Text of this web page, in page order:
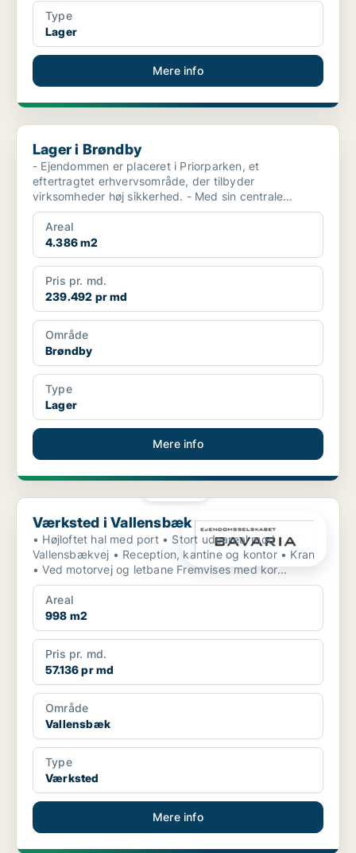
Type
Lager
Mere info
Lager i Brøndby
Lager i Brøndby
- Ejendommen er placeret i Priorparken, et
eftertragtet erhvervsområde, der tilbyder
virksomheder høj sikkerhed. - Med sin centrale
placering er lejemålet...
Areal
4.386 m2
Pris pr. md.
239.492 pr md
Område
Brøndby
Type
Lager
Mere info
Værksted i Vallensbæk
Værksted i Vallensbæk
• Højloftet hal med port • Stort udeareal mod
Vallensbækvej • Reception, kantine og kontor • Kran
• Ved motorvej og letbane Fremvises med kor...
Areal
998 m2
Pris pr. md.
57.136 pr md
Område
Vallensbæk
Type
Værksted
Mere info